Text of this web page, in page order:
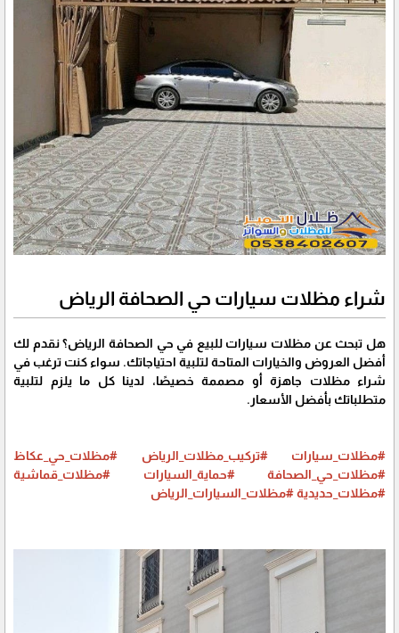
شراء مظلات سيارات حي الصحافة الرياض
هل تبحث عن مظلات سيارات للبيع في حي الصحافة الرياض؟ نقدم لك
أفضل العروض والخيارات المتاحة لتلبية احتياجاتك. سواء كنت ترغب في
شراء مظلات جاهزة أو مصممة خصيصًا، لدينا كل ما يلزم لتلبية
متطلباتك بأفضل الأسعار.
#مظلات_سيارات #تركيب_مظلات_الرياض
#مظلات_حي_عكاظ
#مظلات_حي_الصحافة
#حماية_السيارات
#مظلات_قماشية
#مظلات_حديدية#مظلات_السيارات_الرياض